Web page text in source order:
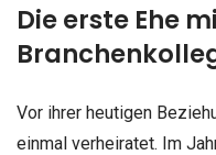
Die erste Ehe
Vor ihrer heutigen
einmal verheiratet. Im